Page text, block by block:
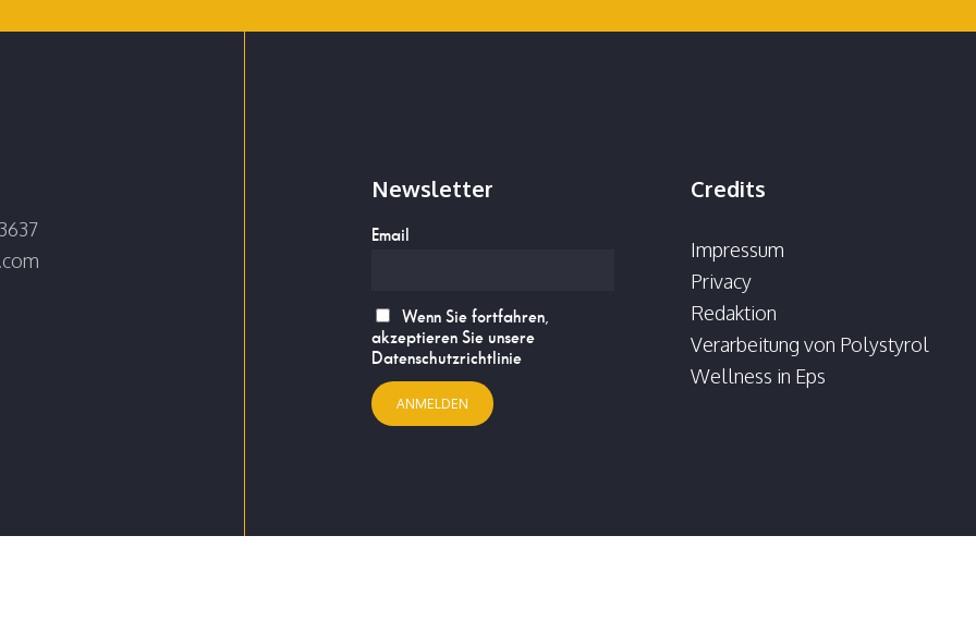
Newsletter
Email
Wenn Sie fortfahren,
akzeptieren Sie unsere
Datenschutzrichtlinie
Credits
Impressum
Privacy
Redaktion
Verarbeitung von Polystyrol
Wellness in Eps